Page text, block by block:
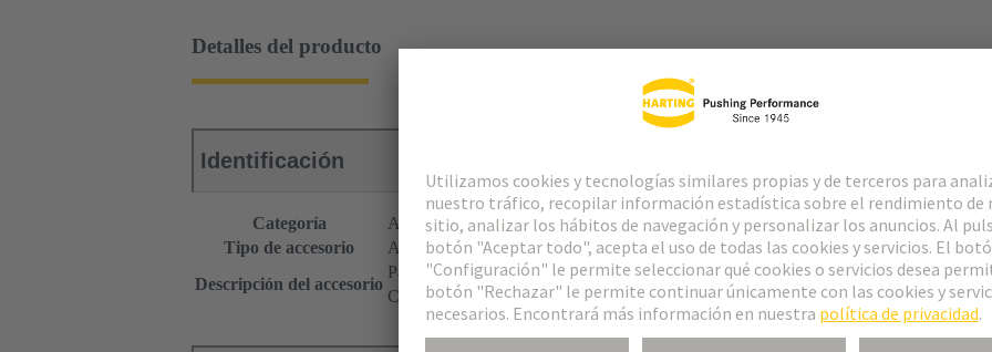
Detalles del producto
Identificación
Categoría
Accesorios
Tipo de accesorio
Adaptador de tornillo
Descripción del accesorio
Parte inferior
Con tornillo de fijación